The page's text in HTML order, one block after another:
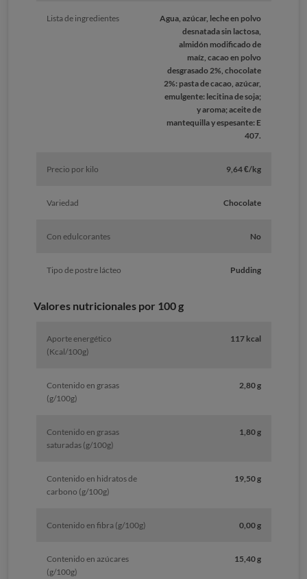
Lista de ingredientes
Agua, azúcar, leche en polvo
desnatada sin lactosa,
almidón modificado de
maíz, cacao en polvo
desgrasado 2%, chocolate
2%: pasta de cacao, azúcar,
emulgente: lecitina de soja;
y aroma; aceite de
mantequilla y espesante: E
407.
Precio por kilo 9,64 €/kg
Variedad Chocolate
Con edulcorantes No
Tipo de postre lácteo Pudding
Valores nutricionales por 100 g
Aporte energético
(Kcal/100g)
117 kcal
Contenido en grasas
(g/100g)
2,80 g
Contenido en grasas
saturadas (g/100g)
1,80 g
Contenido en hidratos de
carbono (g/100g)
19,50 g
Contenido en fibra (g/100g) 0,00 g
Contenido en azúcares
(g/100g)
15,40 g